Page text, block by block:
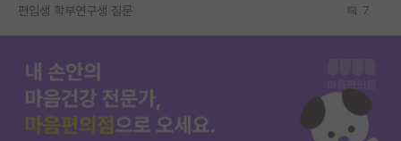
편입생 학부연구생 질문 7